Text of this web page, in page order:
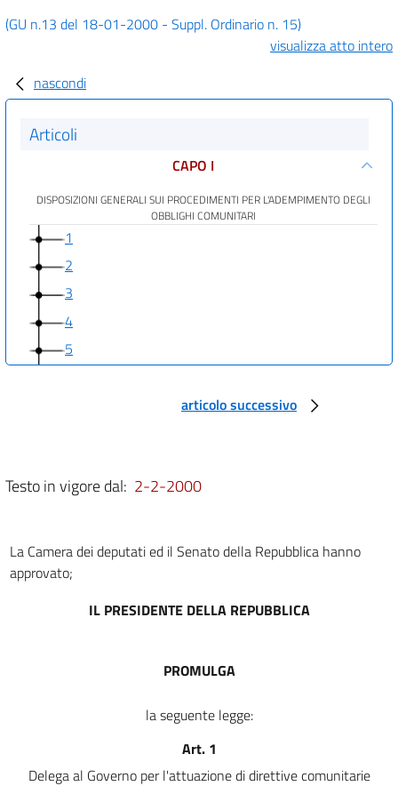
(GU n.13 del 18-01-2000 - Suppl. Ordinario n. 15)
visualizza atto intero
nascondi
Articoli
CAPO I
DISPOSIZIONI GENERALI SUI PROCEDIMENTI PER L'ADEMPIMENTO DEGLI
OBBLIGHI COMUNITARI
1
2
3
4
5
DI
DELEGA LEGISLATIVA
9
10
17
articolo successivo
Testo in vigore dal: 2-2-2000
La Camera dei deputati ed il Senato della Repubblica hanno
approvato;
IL PRESIDENTE DELLA REPUBBLICA
PROMULGA
la seguente legge:
Art. 1
Delega al Governo per l'attuazione di direttive comunitarie